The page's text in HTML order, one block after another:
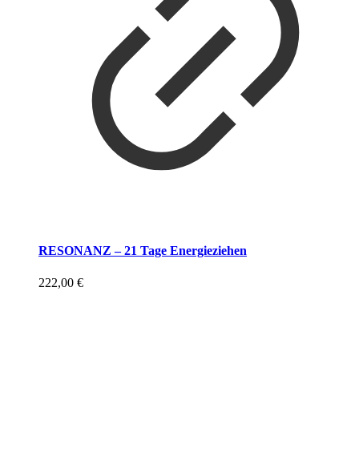
RESONANZ – 21 Tage Energieziehen
222,00 €